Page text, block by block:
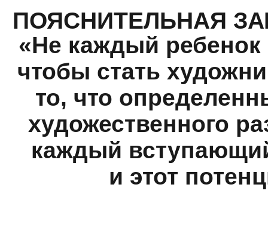
ПОЯСНИТЕЛЬНАЯ
«Не каждый
чтобы стать
то, что
художественного
каждый
и этот